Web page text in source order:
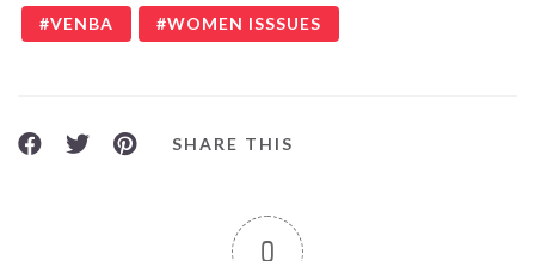
VENBA WOMEN ISSSUES
SHARE THIS
0